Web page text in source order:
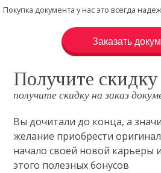
Покупка документа у нас это всегда
Заказать
Получите скидку
получите скидку на заказ
Вы дочитали до конца, а
желание приобрести
начало своей новой карьеры
этого полезных бонусов